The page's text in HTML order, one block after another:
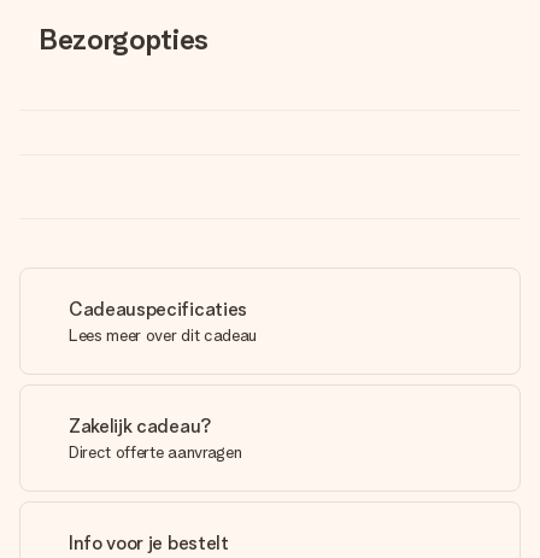
Bezorgopties
Cadeauspecificaties
Lees meer over dit cadeau
Zakelijk cadeau?
Direct offerte aanvragen
Info voor je bestelt